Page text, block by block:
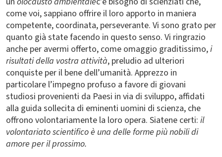
come voi, sappiano offrire il loro apporto in maniera
competente, coordinata, perseverante. Vi sono grato per
quanto già state facendo in questo senso. Vi ringrazio
anche per avermi offerto, come omaggio graditissimo,i
risultati della vostra attività, preludio ad ulteriori
conquiste per il bene dell’umanità. Apprezzo in
particolare l’impegno profuso a favore di giovani
studiosi provenienti da Paesi in via di sviluppo, affidati
alla guida sollecita di eminenti uomini di scienza, che
offrono volontariamente la loro opera. Siatene certi: il
volontariato scientifico è una delle forme più nobili di
amore per il prossimo.